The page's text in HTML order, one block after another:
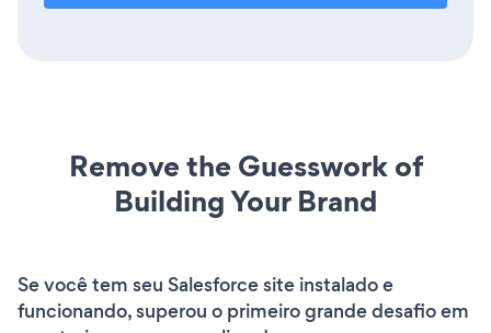
Remove the Guesswork of
Building Your Brand
Se você tem seu Salesforce site instalado e
funcionando, superou o primeiro grande desafio em